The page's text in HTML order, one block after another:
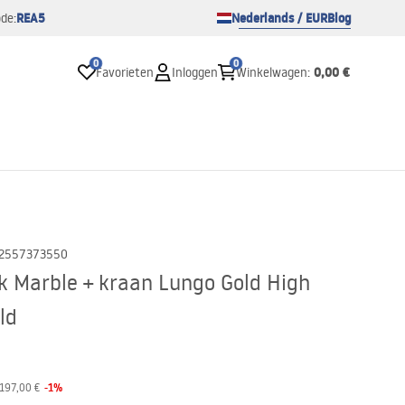
REA5 Nederlands / EURBlog
0
Favorieten Inloggen
0
Winkelwagen: 0,00 €
Marble + kraan Lungo Gold High
197,00 € -1%